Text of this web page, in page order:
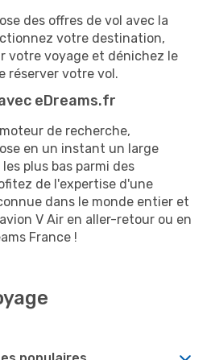
des offres de vol avec la
votre destination,
votre voyage et dénichez le
réserver votre vol.
eDreams.fr
de recherche,
en un instant un large
plus bas parmi des
de l'expertise d'une
dans le monde entier et
V Air en aller-retour ou en
France !